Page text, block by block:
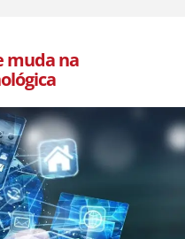
muda na